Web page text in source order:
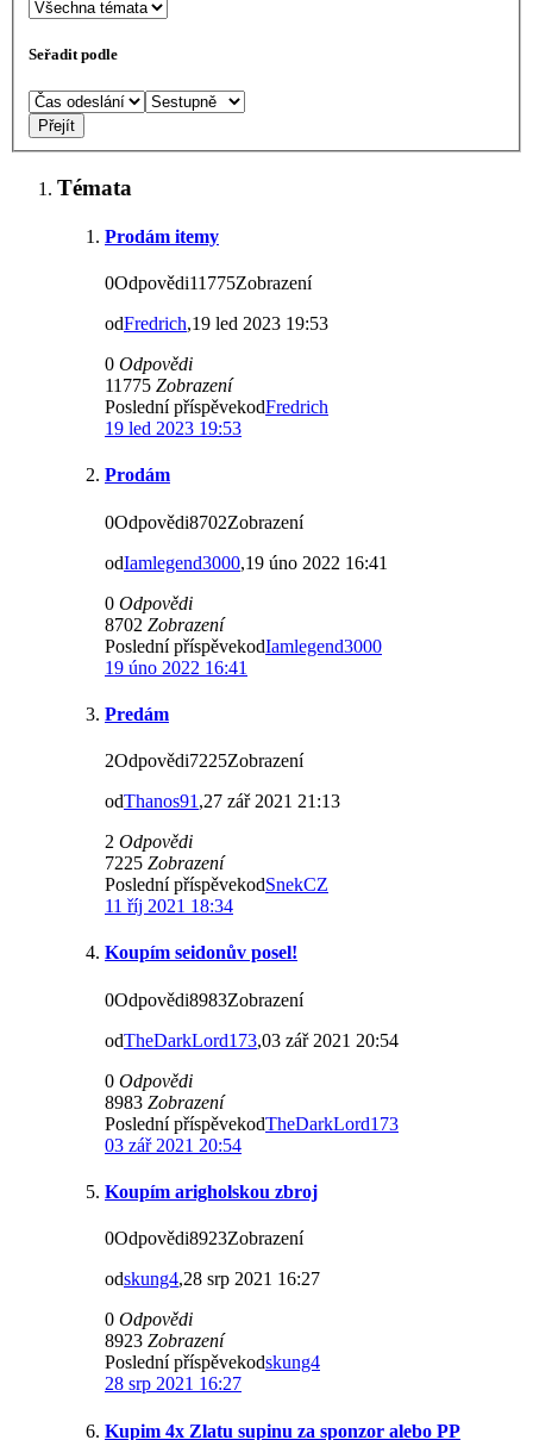
Seřadit podle
Témata
Prodám itemy
0Odpovědi11775Zobrazení
odFredrich,19 led 2023 19:53
0 Odpovědi
11775 Zobrazení
Poslední příspěvekodFredrich
19 led 2023 19:53
Prodám
0Odpovědi8702Zobrazení
odIamlegend3000,19 úno 2022 16:41
0 Odpovědi
8702 Zobrazení
Poslední příspěvekodIamlegend3000
19 úno 2022 16:41
Predám
2Odpovědi7225Zobrazení
odThanos91 ,27 zář 2021 21:13
2 Odpovědi
7225 Zobrazení
Poslední příspěvekodSnekCZ
11 říj 2021 18:34
Koupím seidonův posel!
0Odpovědi8983Zobrazení
odTheDarkLord173,03 zář 2021 20:54
0 Odpovědi
8983 Zobrazení
Poslední příspěvekodTheDarkLord173
03 zář 2021 20:54
Koupím arigholskou zbroj
0Odpovědi8923Zobrazení
odskung4,28 srp 2021 16:27
0 Odpovědi
8923 Zobrazení
Poslední příspěvekodskung4
28 srp 2021 16:27
Kupim 4x Zlatu supinu za sponzor alebo PP